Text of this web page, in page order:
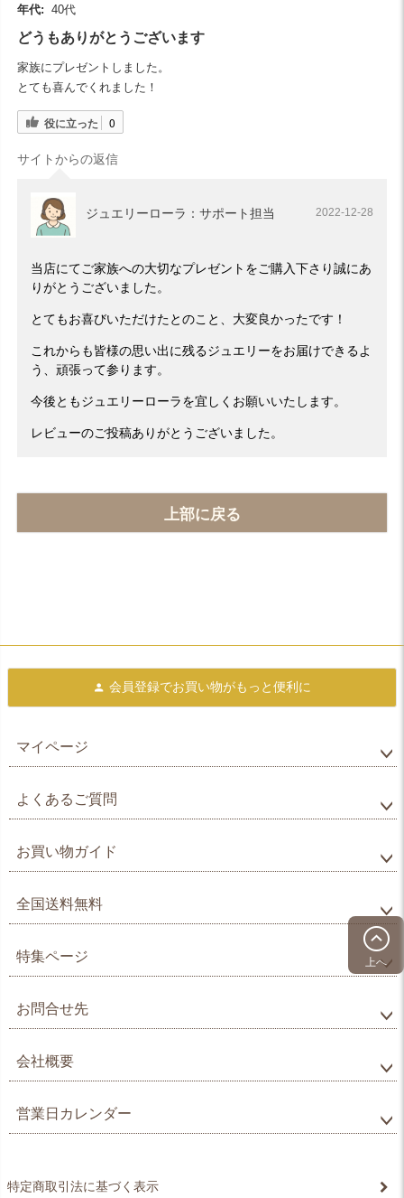
年代: 40代
どうもありがとうございます
家族にプレゼントしました。
とても喜んでくれました！
役に立った 0
サイトからの返信
ジュエリーローラ：サポート担当 2022-12-28
当店にてご家族への大切なプレゼントをご購入下さり誠にあ
りがとうございました。
とてもお喜びいただけたとのこと、大変良かったです！
これからも皆様の思い出に残るジュエリーをお届けできるよ
う、頑張って参ります。
今後ともジュエリーローラを宜しくお願いいたします。
レビューのご投稿ありがとうございました。
上部に戻る
上へ
会員登録でお買い物がもっと便利に
マイページ
よくあるご質問
お買い物ガイド
全国送料無料
特集ページ
お問合せ先
会社概要
営業日カレンダー
特定商取引法に基づく表示